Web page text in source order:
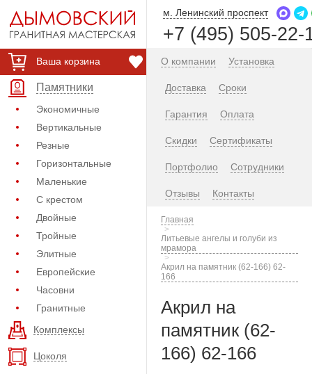
Ваша корзина
Памятники
Экономичные
Вертикальные
Резные
Горизонтальные
Маленькие
С крестом
Двойные
Тройные
Элитные
Европейские
Часовни
Гранитные
Комплексы
Цоколя
м. Ленинский проспект
+7 (495) 505-22-
О компании Установка
Доставка Сроки
Гарантия Оплата
Скидки Сертификаты
Портфолио Сотрудники
Отзывы Контакты
Главная
Литьевые ангелы и голуби из
мрамора
Акрил на памятник (62-166) 62-
166
Акрил на
памятник (62-
166) 62-166